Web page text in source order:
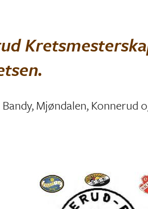
Mjøndalen, Konnerud